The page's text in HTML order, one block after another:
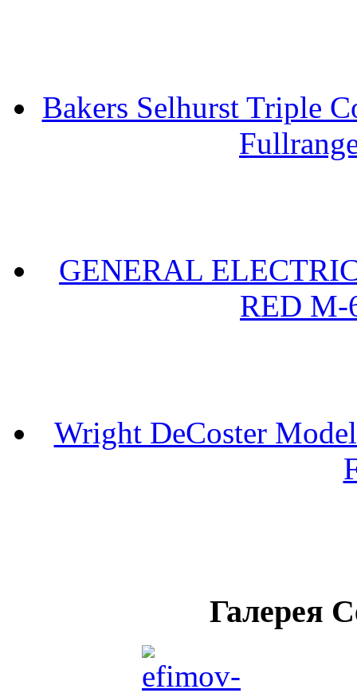
Bakers Selhurst Triple
GENERAL
RED M-
Wright DeCoster
Галерея